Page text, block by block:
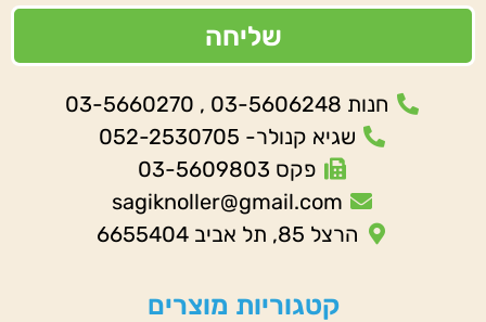
שליחה
חנות 03-5606248 , 03-5660270
שגיא קנולר- 052-2530705
פקס 03-5609803
sagiknoller@gmail.com
הרצל 85, תל אביב 6655404
קטגוריות מוצרים